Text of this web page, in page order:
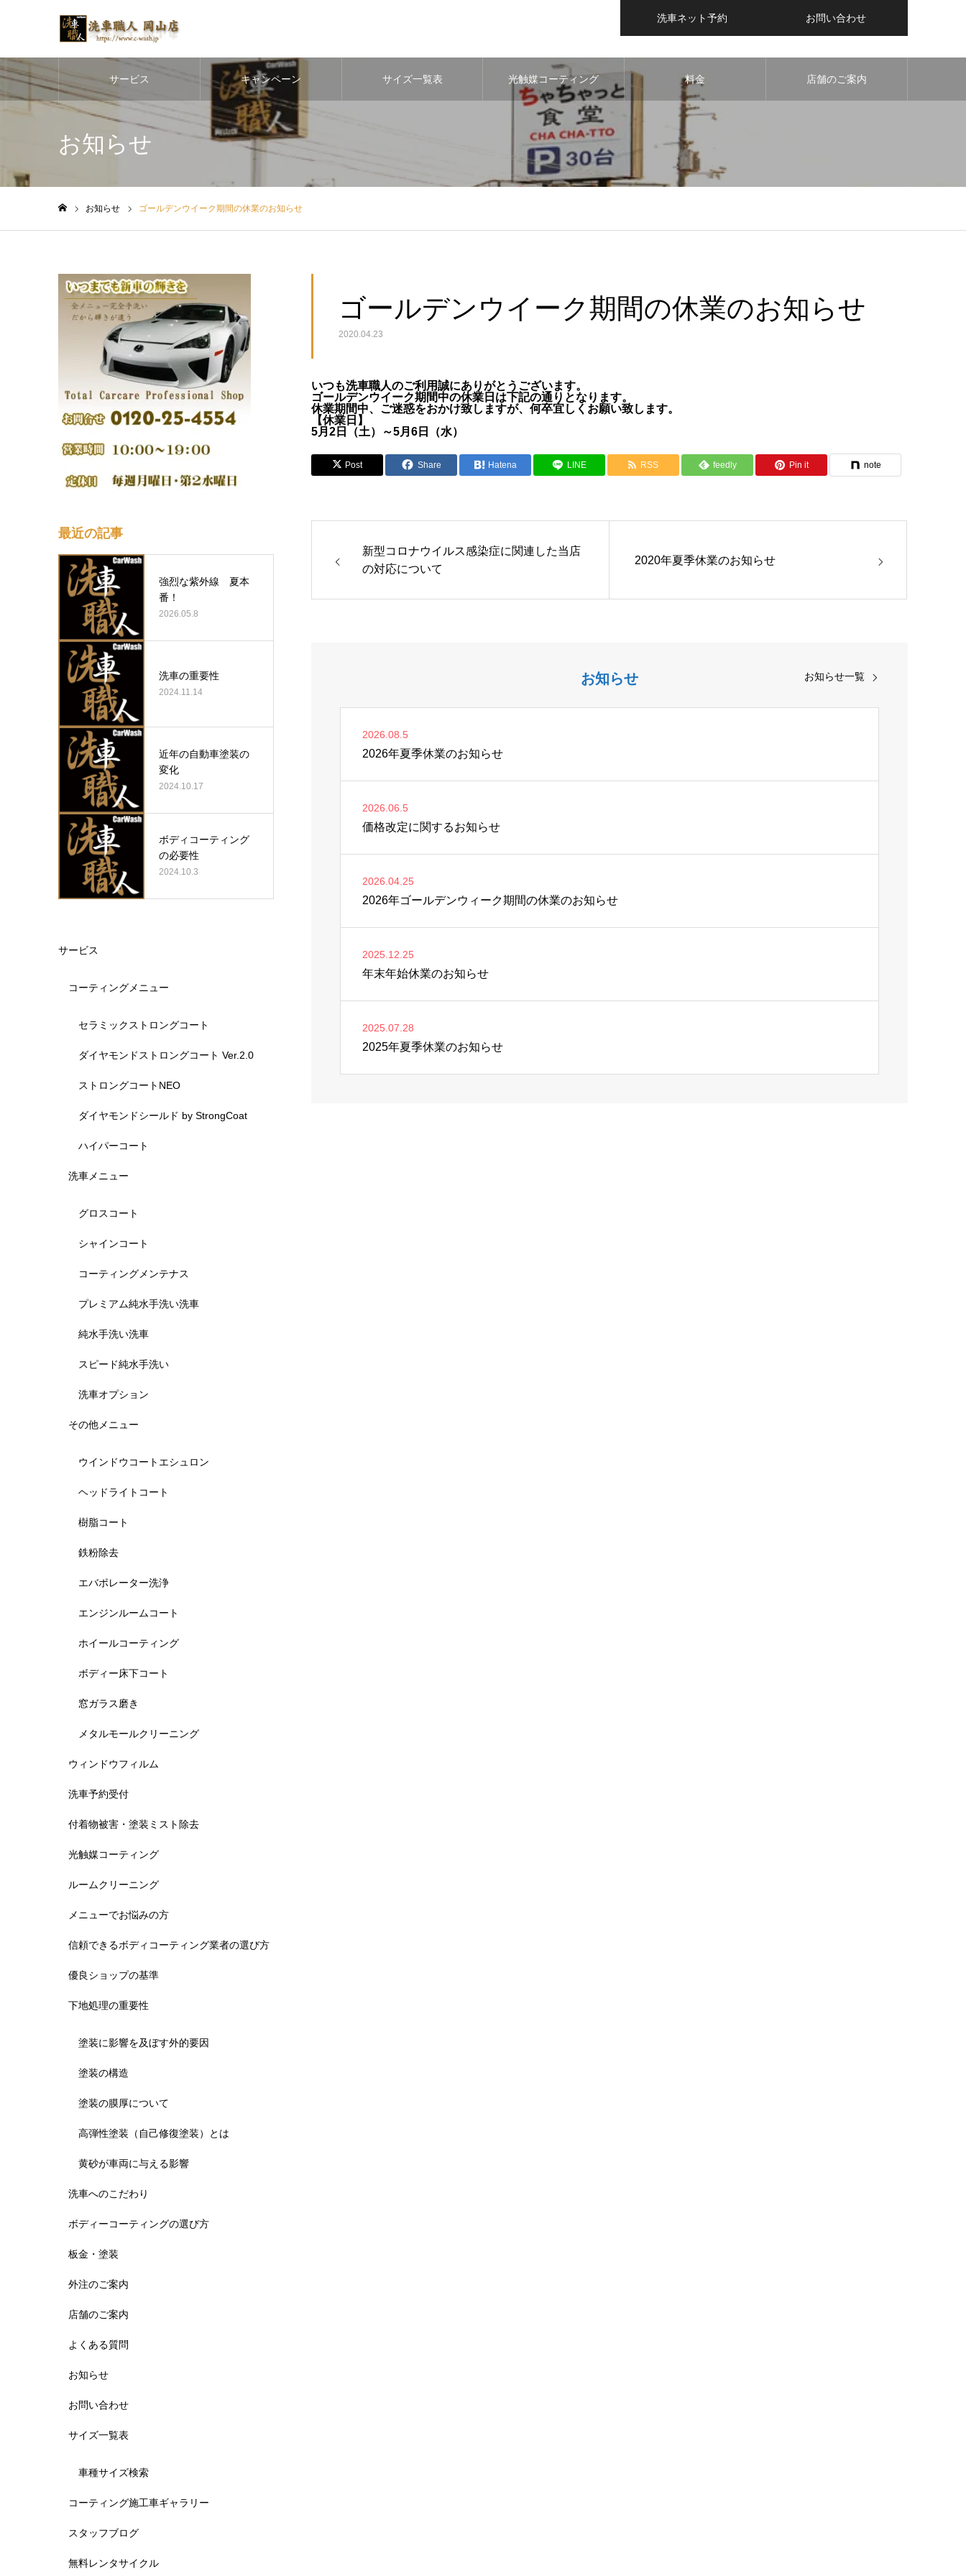
洗車ネット予約 お問い合わせ
サービス キャンペーン サイズ一覧表 光触媒コーティング 料金 店舗のご案内
お知らせ
お知らせ ゴールデンウイーク期間の休業のお知らせ
ゴールデンウイーク期間の休業のお知らせ
2020.04.23
いつも洗車職人のご利用誠にありがとうございます。
ゴールデンウイーク期間中の休業日は下記の通りとなります。
休業期間中、ご迷惑をおかけ致しますが、何卒宜しくお願い致します。
【休業日】
5月2日（土）～5月6日（水）
Post Share Hatena LINE RSS feedly Pin it note
新型コロナウイルス感染症に関連した当店
の対応について
2020年夏季休業のお知らせ
お知らせ
2026.08.5
2026年夏季休業のお知らせ
2026.06.5
価格改定に関するお知らせ
2026.04.25
2026年ゴールデンウィーク期間の休業のお知らせ
2025.12.25
年末年始休業のお知らせ
2025.07.28
2025年夏季休業のお知らせ
お知らせ一覧
最近の記事
強烈な紫外線 夏本
番！
2026.05.8
洗車の重要性
2024.11.14
近年の自動車塗装の
変化
2024.10.17
ボディコーティング
の必要性
2024.10.3
サービス
コーティングメニュー
セラミックストロングコート
ダイヤモンドストロングコート Ver.2.0
ストロングコートNEO
ダイヤモンドシールド by StrongCoat
ハイパーコート
洗車メニュー
グロスコート
シャインコート
コーティングメンテナス
プレミアム純水手洗い洗車
純水手洗い洗車
スピード純水手洗い
洗車オプション
その他メニュー
ウインドウコートエシュロン
ヘッドライトコート
樹脂コート
鉄粉除去
エバポレーター洗浄
エンジンルームコート
ホイールコーティング
ボディー床下コート
窓ガラス磨き
メタルモールクリーニング
ウィンドウフィルム
洗車予約受付
付着物被害・塗装ミスト除去
光触媒コーティング
ルームクリーニング
メニューでお悩みの方
信頼できるボディコーティング業者の選び方
優良ショップの基準
下地処理の重要性
塗装に影響を及ぼす外的要因
塗装の構造
塗装の膜厚について
高弾性塗装（自己修復塗装）とは
黄砂が車両に与える影響
洗車へのこだわり
ボディーコーティングの選び方
板金・塗装
外注のご案内
店舗のご案内
よくある質問
お知らせ
お問い合わせ
サイズ一覧表
車種サイズ検索
コーティング施工車ギャラリー
スタッフブログ
無料レンタサイクル